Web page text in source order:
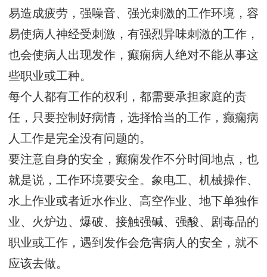
易造成疲劳，强噪音、强光刺激的工作环境，容
易使病人神经受刺激，有强烈异味刺激的工作，
也会使病人出现发作，癫痫病人绝对不能从事这
些职业或工种。
每个人都有工作的权利，都需要承担家庭的责
任，只要控制好病情，选择恰当的工作，癫痫病
人工作是完全没有问题的。
要注意自身的安全，癫痫发作不分时间地点，也
就是说，工作环境要安全。象电工、机械操作、
水上作业或者近水作业、高空作业、地下单独作
业、火炉边、爆破、接触强碱、强酸、剧毒品的
职业或工作，遇到发作会危害病人的安全，就不
应该去做。